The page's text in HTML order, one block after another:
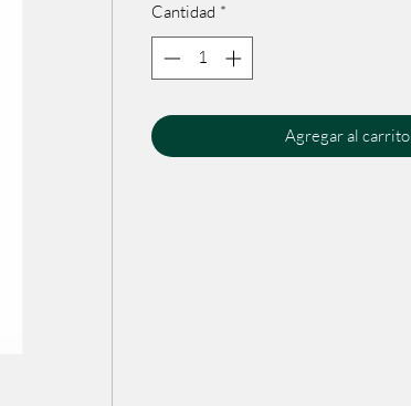
Cantidad *
Agregar al carrito